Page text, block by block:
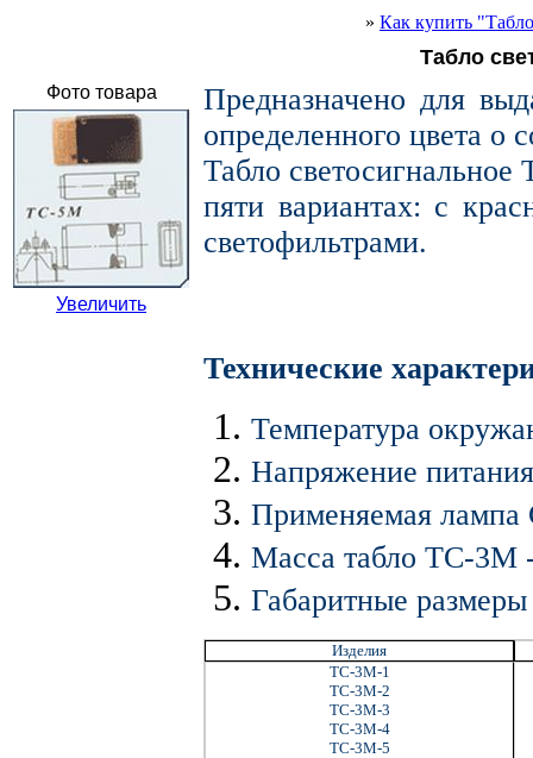
» Как купить
Табло
Фото товара
Увеличить
Предназначено для
определенного цвета о
Табло
пяти вариантах: с
светофильтрами.
Технические
Температура
Напряжение
Применяемая
Масса табло ТС-3М
Габаритные
Изделия
ТС-3М-1
ТС-3М-2
ТС-3М-3
ТС-3М-4
ТС-3М-5